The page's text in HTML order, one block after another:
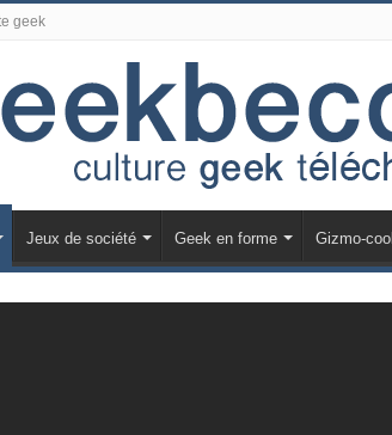
geek
Jeux de société Geek en forme Gizmo-cool